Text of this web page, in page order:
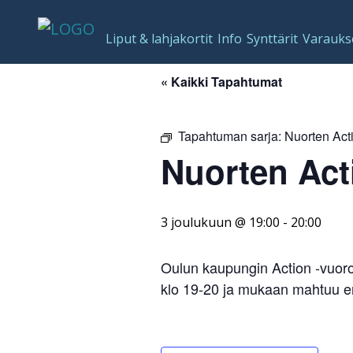
Liput & lahjakortit Info Synttärit
« Kaikki Tapahtumat
Tapahtuman sarja: Nuorten
Nuorten
3 joulukuun @ 19:00 - 20:00
Oulun kaupungin Action -
klo 19-20 ja mukaan mahtuu